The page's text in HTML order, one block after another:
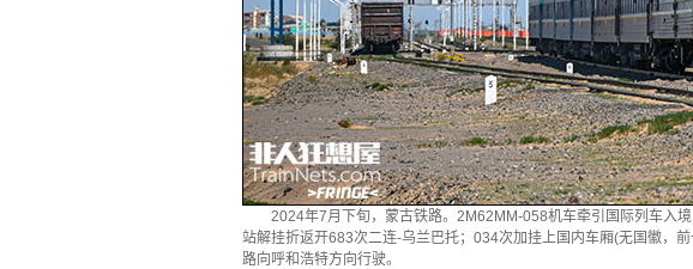
2024年7月下旬，蒙古铁路。2M62MM-058机车牵引国际列车入
站解挂折返开683次二连-乌兰巴托；034次加挂上国内车厢(无国徽，
路向呼和浩特方向行驶。